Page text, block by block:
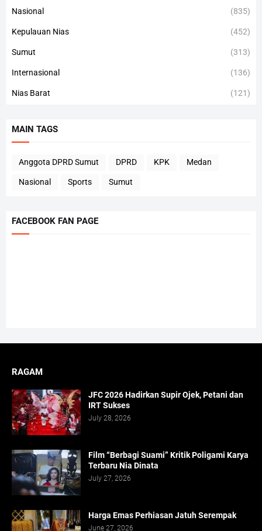
Nasional (835)
Kepulauan Nias (452)
Sumut (313)
Internasional (136)
Nias Barat (121)
MAIN TAGS
Anggota DPRD Sumut DPRD KPK Medan
Nasional Sports Sumut
FACEBOOK FAN PAGE
RAGAM
JFC 2026 Hadirkan Supir Ojek, Petani dan
IRT Sukses
July 28, 2026
Film “Berbagi Suami” Kritik Poligami Karya
Terbaru Nia Dinata
July 27, 2026
Harga Emas Perhiasan Jatuh Serempak
June 27, 2026